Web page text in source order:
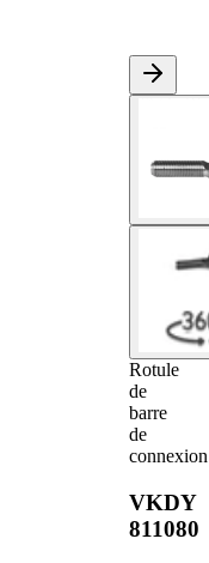
Rotule
de
barre
de
connexion
VKDY
811080